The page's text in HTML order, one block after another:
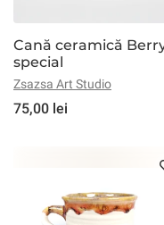
Cană ceramică
special
Zsazsa Art Studio
75,00 lei